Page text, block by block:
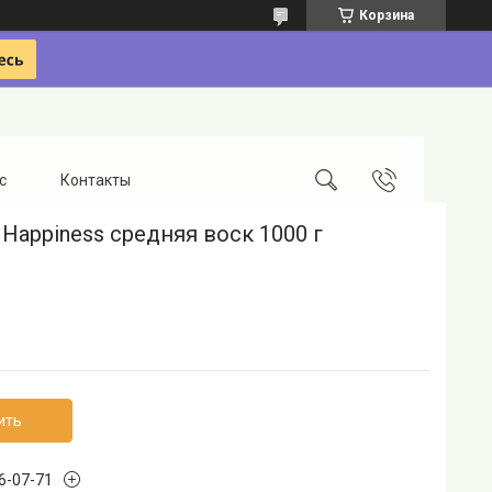
Корзина
Контакты
средняя воск 1000 г
07-71